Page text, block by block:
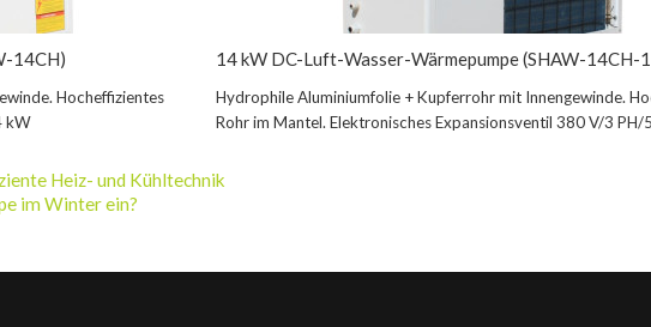
14CH)
Hocheffizientes
kW
14 kW DC-Luft-Wasser-Wärmepumpe (SHAW-14CH-
Hydrophile Aluminiumfolie + Kupferrohr mit Innengewinde.
Rohr im Mantel. Elektronisches Expansionsventil 380 V/3 PH/
Heiz- und Kühltechnik
im Winter ein?